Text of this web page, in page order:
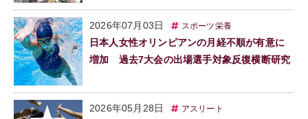
2026年07月03日 スポーツ栄養
日本人女性オリンピアンの月経不順が有意に
増加 過去7大会の出場選手対象反復横断研究
2026年05月28日 アスリート